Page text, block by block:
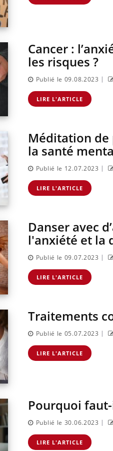
Cancer :
les risques ?
Publié le 09.08.2023 |
LIRE L'ARTICLE
Méditation de
la santé
Publié le 12.07.2023 |
LIRE L'ARTICLE
Danser avec
l'anxiété et la
Publié le 09.07.2023 |
LIRE L'ARTICLE
Traitements
Publié le 05.07.2023 |
LIRE L'ARTICLE
Pourquoi
Publié le 30.06.2023 |
LIRE L'ARTICLE
Chikungunya, dengue,
West Nile : que se passe-t-
il dans le sud de la France ?
Les médicaments GLP-1
protègent-ils aussi les os ?
Cytomégalovirus : ce qui
change dans la prise en
charge des femmes
enceintes